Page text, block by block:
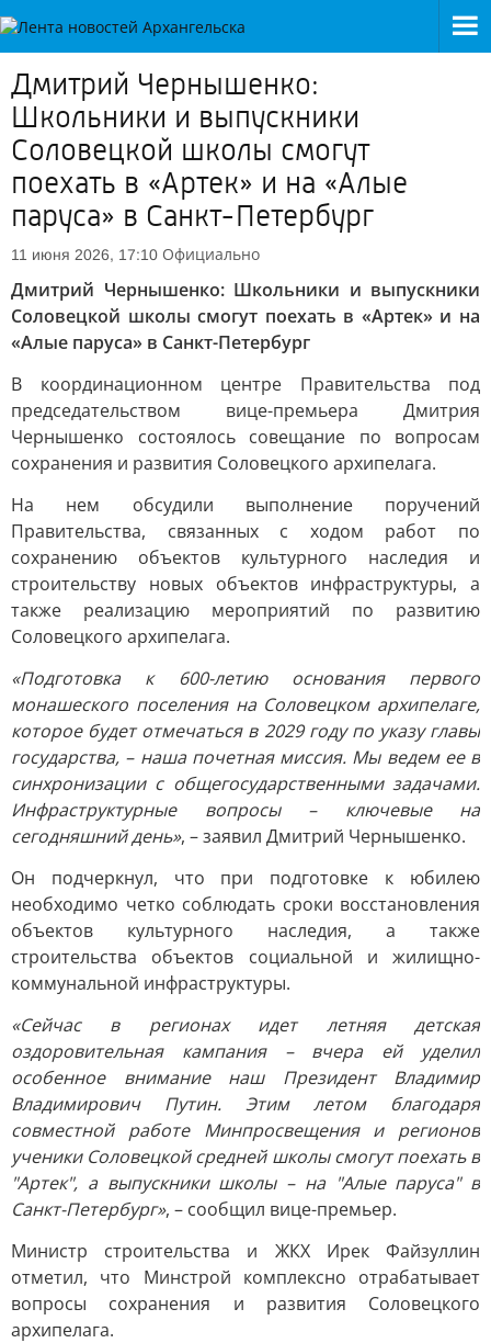
Дмитрий Чернышенко:
Школьники и выпускники
Соловецкой школы смогут
поехать в «Артек» и на «Алые
паруса» в Санкт-Петербург
11 июня 2026, 17:10 Официально
Дмитрий Чернышенко: Школьники и выпускники
Соловецкой школы смогут поехать в «Артек» и на
«Алые паруса» в Санкт-Петербург
В координационном центре Правительства под
председательством вице-премьера Дмитрия
Чернышенко состоялось совещание по вопросам
сохранения и развития Соловецкого архипелага.
На нем обсудили выполнение поручений
Правительства, связанных с ходом работ по
сохранению объектов культурного наследия и
строительству новых объектов инфраструктуры, а
также реализацию мероприятий по развитию
Соловецкого архипелага.
«Подготовка к 600-летию основания первого
монашеского поселения на Соловецком архипелаге,
которое будет отмечаться в 2029 году по указу главы
государства, – наша почетная миссия. Мы ведем ее в
синхронизации с общегосударственными задачами.
Инфраструктурные вопросы – ключевые на
сегодняшний день», – заявил Дмитрий Чернышенко.
Он подчеркнул, что при подготовке к юбилею
необходимо четко соблюдать сроки восстановления
объектов культурного наследия, а также
строительства объектов социальной и жилищно-
коммунальной инфраструктуры.
«Сейчас в регионах идет летняя детская
оздоровительная кампания – вчера ей уделил
особенное внимание наш Президент Владимир
Владимирович Путин. Этим летом благодаря
совместной работе Минпросвещения и регионов
ученики Соловецкой средней школы смогут поехать в
"Артек", а выпускники школы – на "Алые паруса" в
Санкт-Петербург», – сообщил вице-премьер.
Министр строительства и ЖКХ Ирек Файзуллин
отметил, что Минстрой комплексно отрабатывает
вопросы сохранения и развития Соловецкого
архипелага.